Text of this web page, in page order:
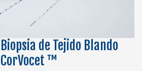
de Tejido Blando
CorVocet ™